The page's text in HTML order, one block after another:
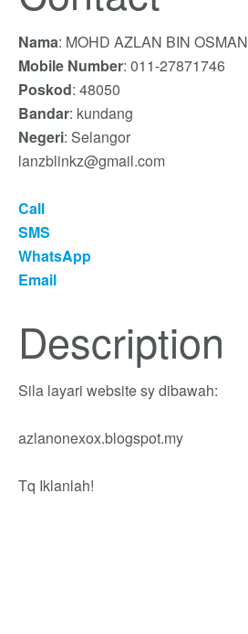
Nama: MOHD AZLAN BIN OSMAN
Mobile Number: 011-27871746
Poskod: 48050
Bandar: kundang
Negeri: Selangor
lanzblinkz@gmail.com
Call
SMS
WhatsApp
Email
Description
Sila layari website sy dibawah:
azlanonexox.blogspot.my
Tq Iklanlah!